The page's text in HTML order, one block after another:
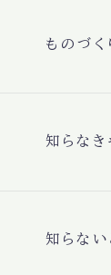
ものづ
知らな
知らな